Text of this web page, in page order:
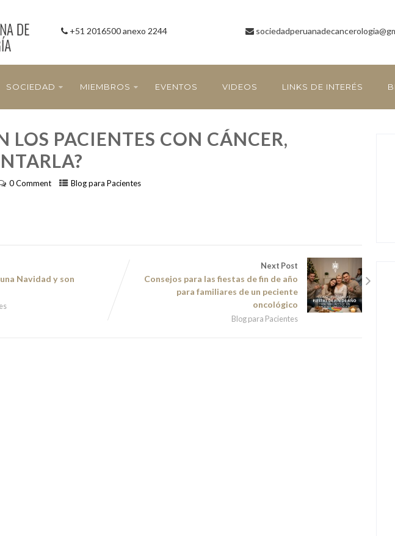
+51 2016500 anexo 2244
SOCIEDAD MIEMBROS EVENTOS VIDEOS LINKS DE INTERÉS
LOS PACIENTES CON CÁNCER,
0 Comment Blog para Pacientes
Navidad y son
Next Post
Consejos para las fiestas de fin de año
para familiares de un peciente
oncológico
Blog para Pacientes